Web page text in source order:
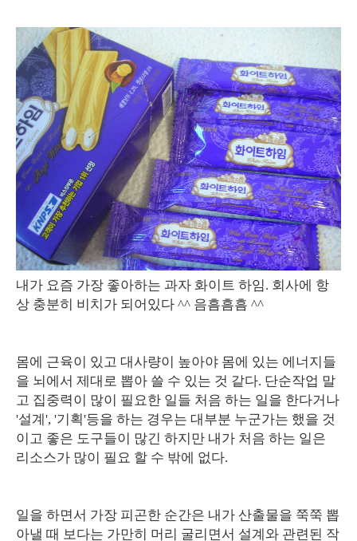
내가 요즘 가장 좋아하는 과자 화이트 하임. 회사에 항
상 충분히 비치가 되어있다 ^^ 음흠흠흠 ^^
몸에 근육이 있고 대사량이 높아야 몸에 있는 에너지들
을 뇌에서 제대로 뽑아 쓸 수 있는 것 같다. 단순작업 말
고 집중력이 많이 필요한 일들 처음 하는 일을 한다거나
'설계', '기획'등을 하는 경우는 대부분 누군가는 했을 것
이고 좋은 도구들이 많긴 하지만 내가 처음 하는 일은
리소스가 많이 필요 할 수 밖에 없다.
일을 하면서 가장 피곤한 순간은 내가 산출물을 쭉쭉 뽑
아낼 때 보다는 가만히 머리 굴리면서 설계와 관련된 작